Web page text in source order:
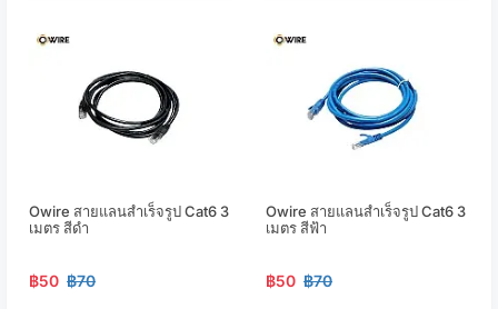
Owire สายแลนสำเร็จรูป Cat6 3
เมตร สีดำ
฿50 ฿70
Owire สายแลนสำเร็จรูป Cat6 3
เมตร สีฟ้า
฿50 ฿70